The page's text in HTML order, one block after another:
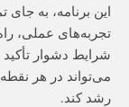
این برنامه، به
تجربه‌های عملی،
شرایط دشوار
می‌تواند در هر
رشد کند.